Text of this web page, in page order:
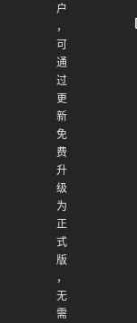
户
，
可
通
过
更
新
免
费
升
级
为
正
式
版
，
无
需